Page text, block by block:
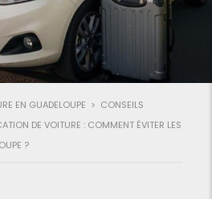
EN GUADELOUPE > CONSEILS
DE VOITURE : COMMENT ÉVITER LES
?